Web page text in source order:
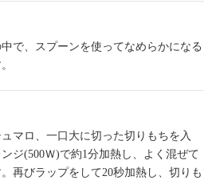
で、スプーンを使ってなめらかになる
マロ、一口大に切った切りもちを入
ジ(500Ｗ)で約1分加熱し、よく混ぜて
再びラップをして20秒加熱し、切りも